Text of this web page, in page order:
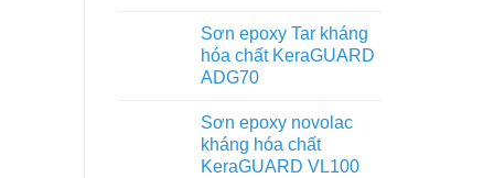
Sơn epoxy Tar kháng
hóa chất KeraGUARD
ADG70
Sơn epoxy novolac
kháng hóa chất
KeraGUARD VL100